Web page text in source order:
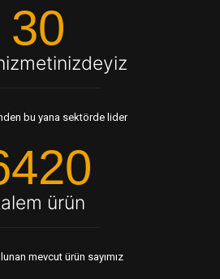
30
bu yana sektörde lider
ürün
mevcut ürün sayımız